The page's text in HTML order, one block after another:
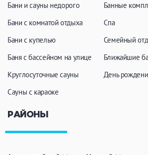
Бани и сауны недорого
Бани с комнатой отдыха
Бани с купелью
Баня с бассейном на улице
Круглосуточные сауны
Сауны с караоке
Банные
Спа
Семейный
Ближайшие
День
РАЙОНЫ